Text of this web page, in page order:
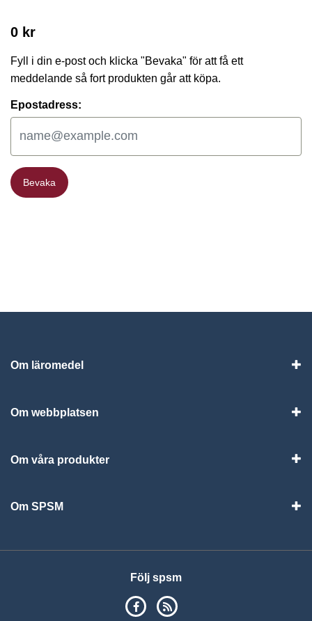
0 kr
Fyll i din e-post och klicka "Bevaka" för att få ett
meddelande så fort produkten går att köpa.
Epostadress:
Bevaka
Bevaka
Om läromedel
Om webbplatsen
Om våra produkter
Om SPSM
Följ spsm
SPSM på Facebook